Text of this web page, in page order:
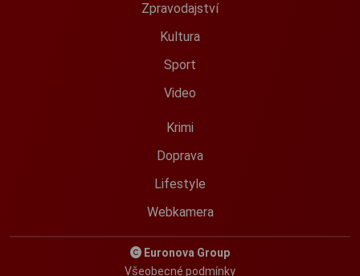
Zpravodajství
Kultura
Sport
Video
Krimi
Doprava
Lifestyle
Webkamera
Euronova Group
Všeobecné podmínky